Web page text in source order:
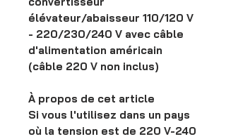
élévateur/abaisseur 110/120 V
- 220/230/240 V avec câble
d'alimentation américain
(câble 220 V non inclus)
À propos de cet article
Si vous l'utilisez dans un pays
où la tension est de 220 V-240